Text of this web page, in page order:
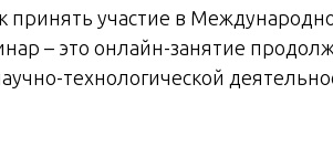
принять участие в
– это онлайн-занятие
технологической